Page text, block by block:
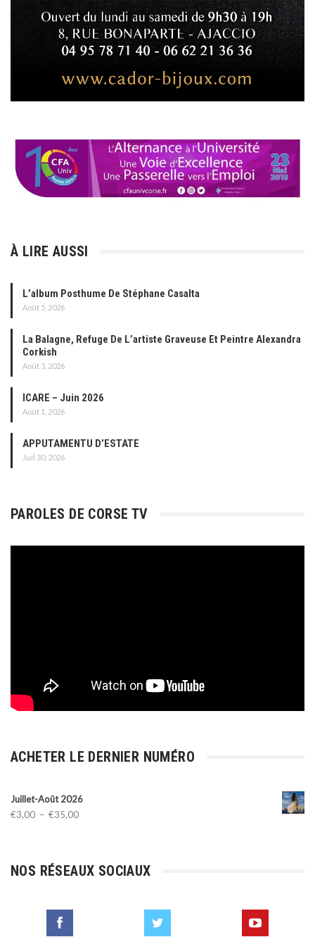
À LIRE AUSSI
L’album Posthume De Stéphane Casalta
Août 5, 2026
La Balagne, Refuge De L’artiste Graveuse Et Peintre Alexandra
Corkish
Août 3, 2026
ICARE – Juin 2026
Août 1, 2026
APPUTAMENTU D’ESTATE
Juil 30, 2026
PAROLES DE CORSE TV
ACHETER LE DERNIER NUMÉRO
Juillet-Août 2026
€3,00 – €35,00Plage
à
NOS RÉSEAUX SOCIAUX